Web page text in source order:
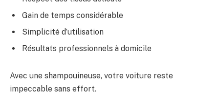
Gain de temps considérable
Simplicité d’utilisation
Résultats professionnels à domicile
Avec une shampouineuse, votre voiture reste
impeccable sans effort.